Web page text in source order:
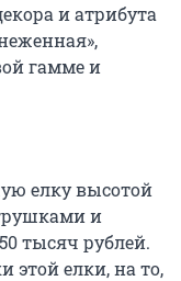
и атрибута
гамме и
елку высотой
и
тысяч рублей.
этой елки, на то,